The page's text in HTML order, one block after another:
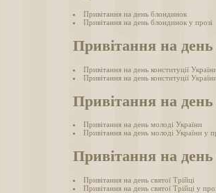
Привітання на день блондинок
Привітання на день блондинок у прозі
Привітання на день
Привітання на день конституції
Привітання на день конституції
Привітання на день
Привітання на день молоді України
Привітання на день молоді України у
Привітання на день
Привітання на день святої Трійці
Привітання на день святої Трійці у